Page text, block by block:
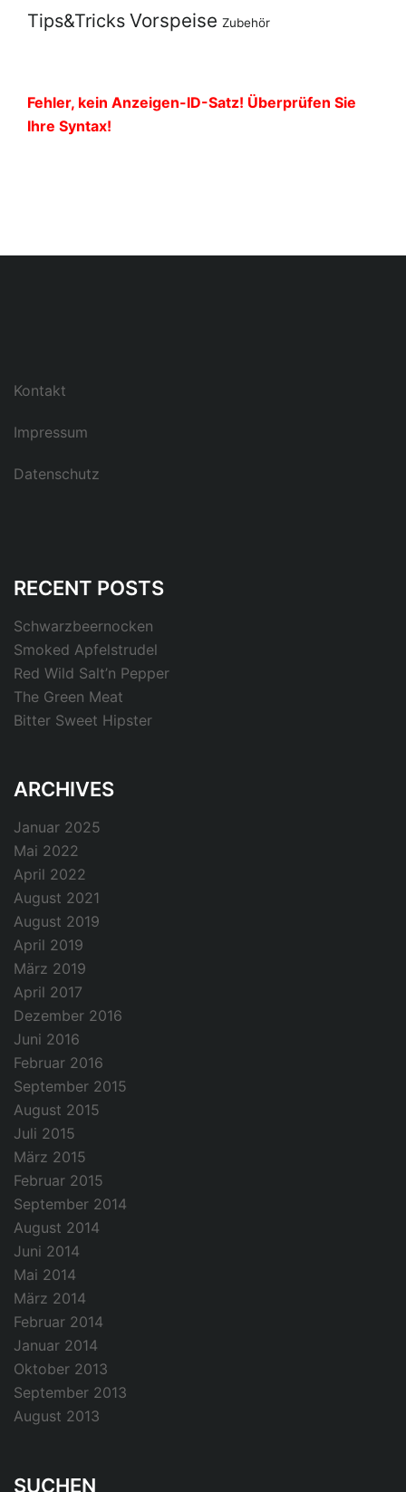
Tips&Tricks Vorspeise Zubehör
Fehler, kein Anzeigen-ID-Satz! Überprüfen Sie
Ihre Syntax!
Kontakt
Impressum
Datenschutz
RECENT POSTS
Schwarzbeernocken
Smoked Apfelstrudel
Red Wild Salt’n Pepper
The Green Meat
Bitter Sweet Hipster
ARCHIVES
Januar 2025
Mai 2022
April 2022
August 2021
August 2019
April 2019
März 2019
April 2017
Dezember 2016
Juni 2016
Februar 2016
September 2015
August 2015
Juli 2015
März 2015
Februar 2015
September 2014
August 2014
Juni 2014
Mai 2014
März 2014
Februar 2014
Januar 2014
Oktober 2013
September 2013
August 2013
SUCHEN